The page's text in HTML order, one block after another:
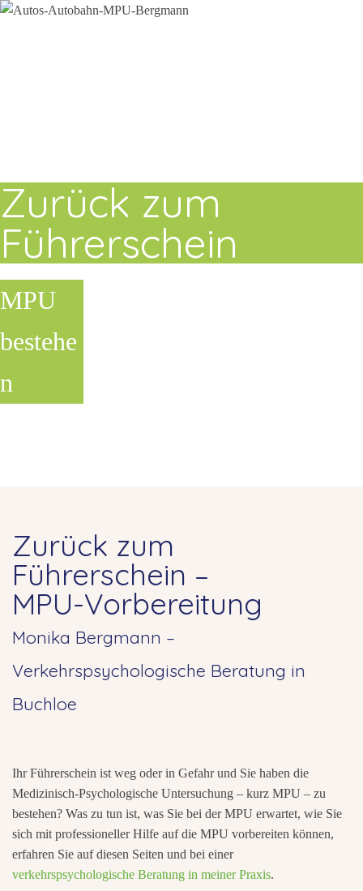
Zurück zum
Führerschein
MPU
bestehe
n
Zurück zum
Führerschein –
MPU-Vorbereitung
Monika Bergmann –
Verkehrspsychologische Beratung in
Buchloe
Ihr Führerschein ist weg oder in Gefahr und Sie haben die
Medizinisch-Psychologische Untersuchung – kurz MPU – zu
bestehen? Was zu tun ist, was Sie bei der MPU erwartet, wie Sie
sich mit professioneller Hilfe auf die MPU vorbereiten können,
erfahren Sie auf diesen Seiten und bei einer
verkehrspsychologische Beratung in meiner Praxis.